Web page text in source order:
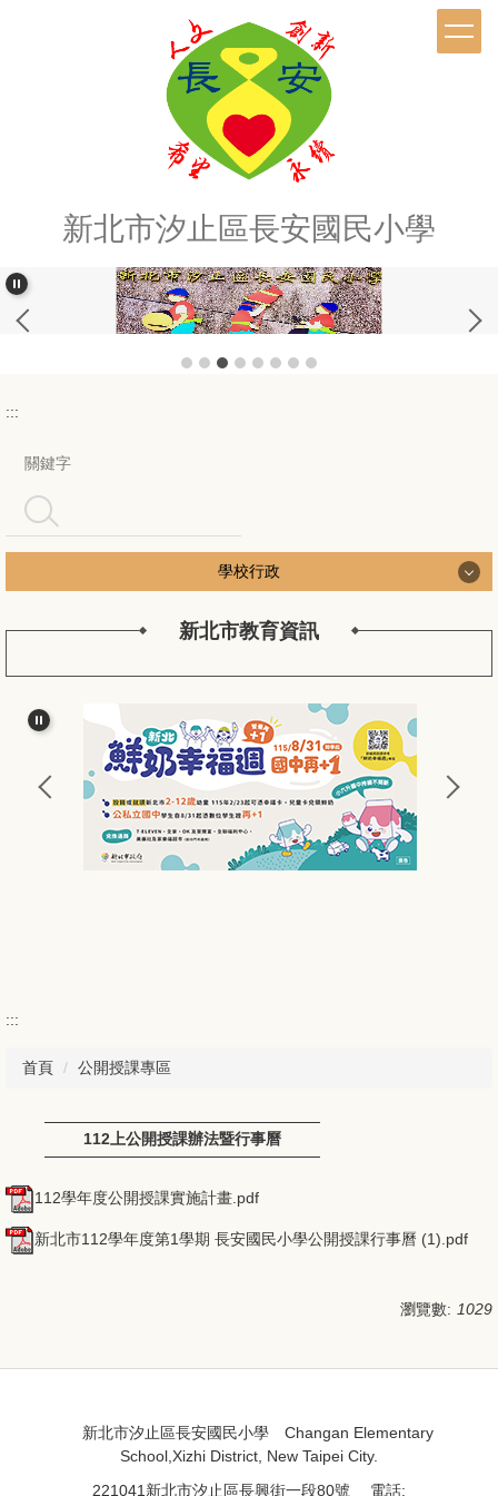
新北市汐止區長安國民小學
:::
搜尋
學校行政
學校行政
認識長安
長安行政團隊
新北公務作業
長安校務工作
新北市教育資訊
:::
首頁 公開授課專區
112上公開授課辦法暨行事曆
112學年度公開授課實施計畫.pdf
新北市112學年度第1學期 長安國民小學公開授課行事曆 (1).pdf
瀏覽數: 1029
新北市汐止區長安國民小學 Changan Elementary
School,Xizhi District, New Taipei City.
221041新北市汐止區長興街一段80號 電話: